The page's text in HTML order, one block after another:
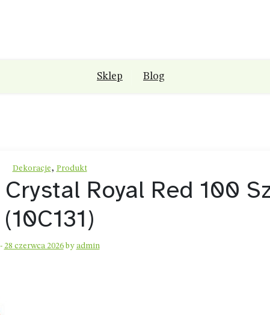
Sklep Blog
Dekoracje, Produkt
Royal Red 100
(10C131)
- 28 czerwca 2026by admin